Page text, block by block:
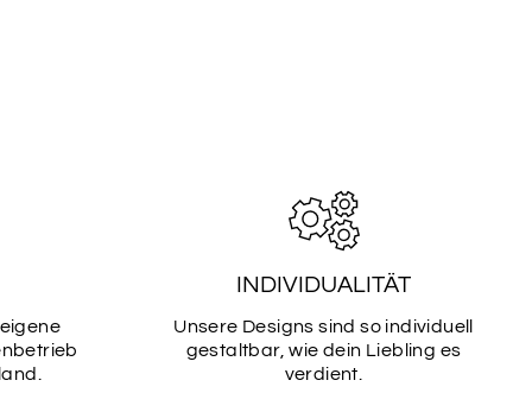
SCHRIFTART
SCHRIFTART
6
INDIVIDUALITÄT
Unsere Designs sind so individuell
gestaltbar, wie dein Liebling es
verdient.